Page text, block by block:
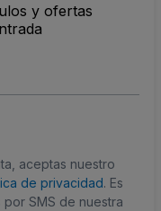
y ofertas
aceptas nuestro
de privacidad. Es
SMS de nuestra